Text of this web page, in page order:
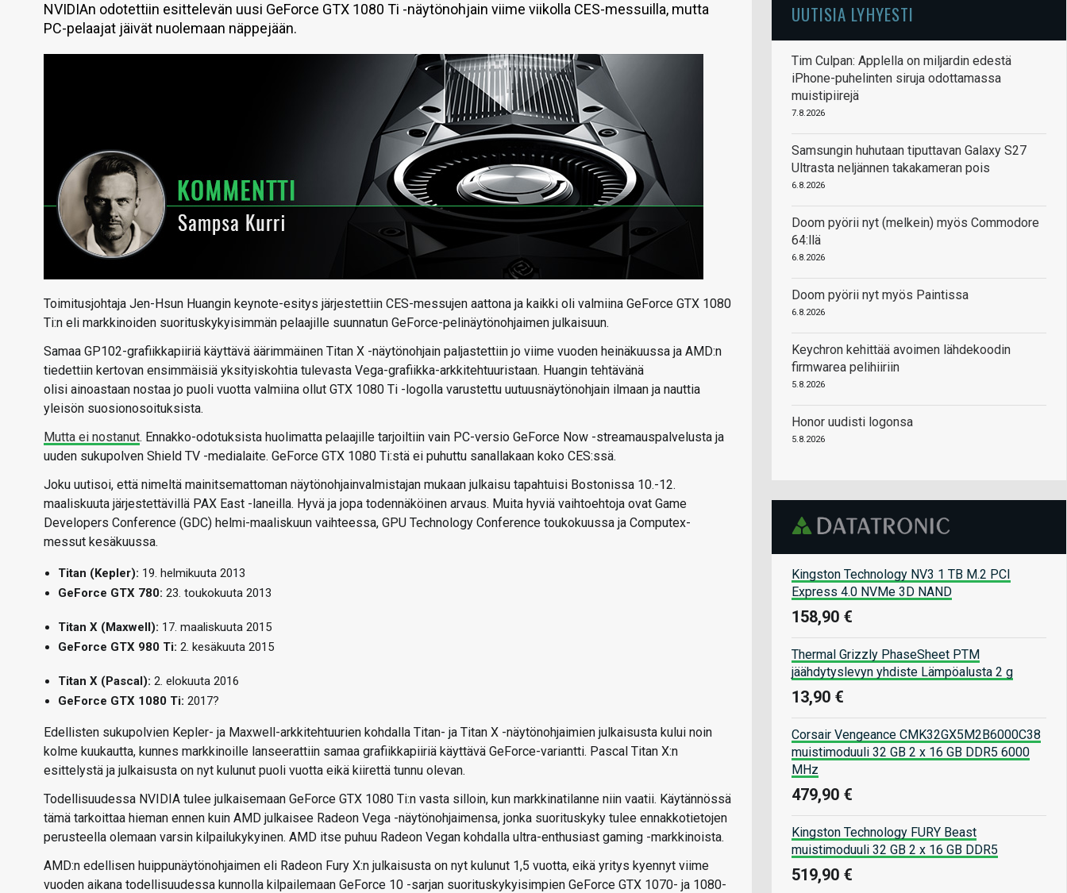
NVIDIAn odotettiin esittelevän uusi GeForce GTX 1080 Ti -näytönohjain viime viikolla CES-messuilla, mutta
PC-pelaajat jäivät nuolemaan näppejään.
Toimitusjohtaja Jen-Hsun Huangin keynote-esitys järjestettiin CES-messujen aattona ja kaikki oli valmiina GeForce GTX 1080
Ti:n eli markkinoiden suorituskykyisimmän pelaajille suunnatun GeForce-pelinäytönohjaimen julkaisuun.
Samaa GP102-grafiikkapiiriä käyttävä äärimmäinen Titan X -näytönohjain paljastettiin jo viime vuoden heinäkuussa ja AMD:n
tiedettiin kertovan ensimmäisiä yksityiskohtia tulevasta Vega-grafiikka-arkkitehtuuristaan. Huangin tehtävänä
olisi ainoastaan nostaa jo puoli vuotta valmiina ollut GTX 1080 Ti -logolla varustettu uutuusnäytönohjain ilmaan ja nauttia
yleisön suosionosoituksista.
Mutta ei nostanut. Ennakko-odotuksista huolimatta pelaajille tarjoiltiin vain PC-versio GeForce Now -streamauspalvelusta ja
uuden sukupolven Shield TV -medialaite. GeForce GTX 1080 Ti:stä ei puhuttu sanallakaan koko CES:ssä.
Joku uutisoi, että nimeltä mainitsemattoman näytönohjainvalmistajan mukaan julkaisu tapahtuisi Bostonissa 10.-12.
maaliskuuta järjestettävillä PAX East -laneilla. Hyvä ja jopa todennäköinen arvaus. Muita hyviä vaihtoehtoja ovat Game
Developers Conference (GDC) helmi-maaliskuun vaihteessa, GPU Technology Conference toukokuussa ja Computex-
messut kesäkuussa.
Titan (Kepler): 19. helmikuuta 2013
GeForce GTX 780: 23. toukokuuta 2013
Titan X (Maxwell): 17. maaliskuuta 2015
GeForce GTX 980 Ti: 2. kesäkuuta 2015
Titan X (Pascal): 2. elokuuta 2016
GeForce GTX 1080 Ti: 2017?
Edellisten sukupolvien Kepler- ja Maxwell-arkkitehtuurien kohdalla Titan- ja Titan X -näytönohjaimien julkaisusta kului noin
kolme kuukautta, kunnes markkinoille lanseerattiin samaa grafiikkapiiriä käyttävä GeForce-variantti. Pascal Titan X:n
esittelystä ja julkaisusta on nyt kulunut puoli vuotta eikä kiirettä tunnu olevan.
Todellisuudessa NVIDIA tulee julkaisemaan GeForce GTX 1080 Ti:n vasta silloin, kun markkinatilanne niin vaatii. Käytännössä
tämä tarkoittaa hieman ennen kuin AMD julkaisee Radeon Vega -näytönohjaimensa, jonka suorituskyky tulee ennakkotietojen
perusteella olemaan varsin kilpailukykyinen. AMD itse puhuu Radeon Vegan kohdalla ultra-enthusiast gaming -markkinoista.
AMD:n edellisen huippunäytönohjaimen eli Radeon Fury X:n julkaisusta on nyt kulunut 1,5 vuotta, eikä yritys kyennyt viime
vuoden aikana todellisuudessa kunnolla kilpailemaan GeForce 10 -sarjan suorituskykyisimpien GeForce GTX 1070- ja 1080-
UUTISIA LYHYESTI
Tim Culpan: Applella on miljardin edestä
iPhone-puhelinten siruja odottamassa
muistipiirejä
7.8.2026
Samsungin huhutaan tiputtavan Galaxy S27
Ultrasta neljännen takakameran pois
6.8.2026
Doom pyörii nyt (melkein) myös Commodore
64:llä
6.8.2026
Doom pyörii nyt myös Paintissa
6.8.2026
Keychron kehittää avoimen lähdekoodin
firmwarea pelihiiriin
5.8.2026
Honor uudisti logonsa
5.8.2026
Kingston Technology NV3 1 TB M.2 PCI
Express 4.0 NVMe 3D NAND
158,90 €
Thermal Grizzly PhaseSheet PTM
jäähdytyslevyn yhdiste Lämpöalusta 2 g
13,90 €
Corsair Vengeance CMK32GX5M2B6000C38
muistimoduuli 32 GB 2 x 16 GB DDR5 6000
MHz
479,90 €
Kingston Technology FURY Beast
muistimoduuli 32 GB 2 x 16 GB DDR5
519,90 €